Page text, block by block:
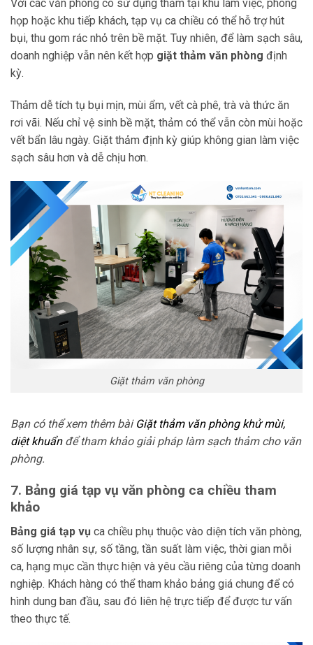
Với các văn phòng có sử dụng thảm tại khu làm việc, phòng
họp hoặc khu tiếp khách, tạp vụ ca chiều có thể hỗ trợ hút
bụi, thu gom rác nhỏ trên bề mặt. Tuy nhiên, để làm sạch sâu,
doanh nghiệp vẫn nên kết hợp giặt thảm văn phòng định
kỳ.
Thảm dễ tích tụ bụi mịn, mùi ẩm, vết cà phê, trà và thức ăn
rơi vãi. Nếu chỉ vệ sinh bề mặt, thảm có thể vẫn còn mùi hoặc
vết bẩn lâu ngày. Giặt thảm định kỳ giúp không gian làm việc
sạch sâu hơn và dễ chịu hơn.
Giặt thảm văn phòng
Bạn có thể xem thêm bài Giặt thảm văn phòng khử mùi,
diệt khuẩnđể tham khảo giải pháp làm sạch thảm cho văn
phòng.
7. Bảng giá tạp vụ văn phòng ca chiều tham
khảo
Bảng giá tạp vụ ca chiều phụ thuộc vào diện tích văn phòng,
số lượng nhân sự, số tầng, tần suất làm việc, thời gian mỗi
ca, hạng mục cần thực hiện và yêu cầu riêng của từng doanh
nghiệp. Khách hàng có thể tham khảo bảng giá chung để có
hình dung ban đầu, sau đó liên hệ trực tiếp để được tư vấn
theo thực tế.